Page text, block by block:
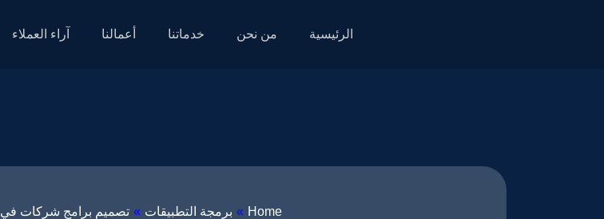
الرئيسية من نحن خدماتنا أعمالنا آراء العملاء
Home
» برمجة التطبيقات » تصميم برامج شركات في 7 خطوات لنمو ونجاح أعمالك